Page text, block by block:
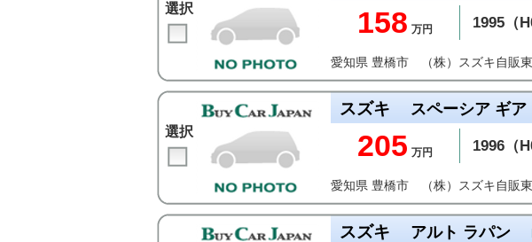
選択 158 万円 1995（
愛知県 豊橋市 （株）スズキ自販
選択
スズキ スペーシア ギア
205 万円 1996（
愛知県 豊橋市 （株）スズキ自販
スズキ アルト ラパン